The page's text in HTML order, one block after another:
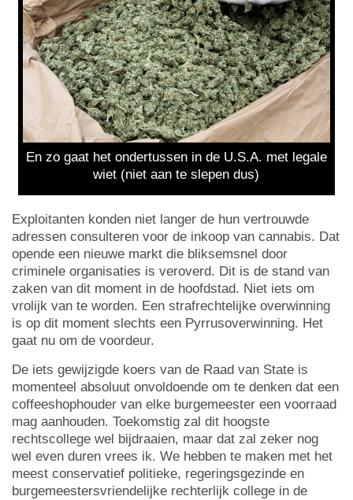
En zo gaat het ondertussen in de U.S.A. met legale
wiet (niet aan te slepen dus)
Exploitanten konden niet langer de hun vertrouwde
adressen consulteren voor de inkoop van cannabis. Dat
opende een nieuwe markt die bliksemsnel door
criminele organisaties is veroverd. Dit is de stand van
zaken van dit moment in de hoofdstad. Niet iets om
vrolijk van te worden. Een strafrechtelijke overwinning
is op dit moment slechts een Pyrrusoverwinning. Het
gaat nu om de voordeur.
De iets gewijzigde koers van de Raad van State is
momenteel absoluut onvoldoende om te denken dat een
coffeeshophouder van elke burgemeester een voorraad
mag aanhouden. Toekomstig zal dit hoogste
rechtscollege wel bijdraaien, maar dat zal zeker nog
wel even duren vrees ik. We hebben te maken met het
meest conservatief politieke, regeringsgezinde en
burgemeestersvriendelijke rechterlijk college in de